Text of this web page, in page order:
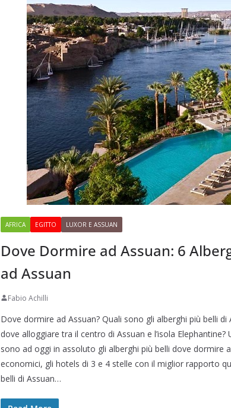
AFRICA EGITTO LUXOR E ASSUAN
Dove Dormire ad Assuan: 6
ad Assuan
Fabio Achilli
Dove dormire ad Assuan? Quali sono gli alberghi più belli
dove alloggiare tra il centro di Assuan e l’isola
sono ad oggi in assoluto gli alberghi più belli dove dormire
economici, gli hotels di 3 e 4 stelle con il miglior rapporto
belli di Assuan…